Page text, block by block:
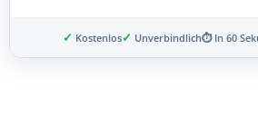
✓ Kostenlos✓ Unverbindlich⏱ In 60